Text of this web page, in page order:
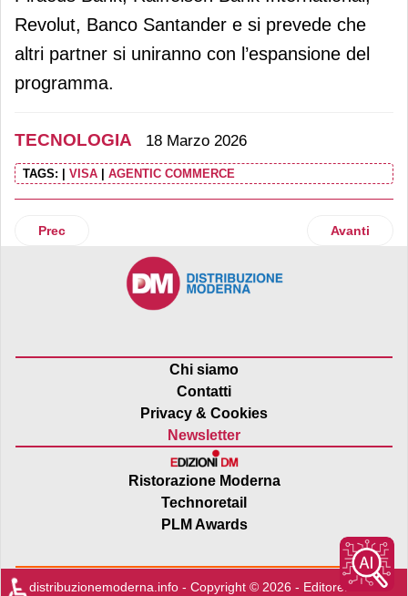
Revolut, Banco Santander e si prevede che
altri partner si uniranno con l’espansione del
programma.
TECNOLOGIA 18 Marzo 2026
TAGS: VISA AGENTIC COMMERCE
Articolo precedente: YouGov e Circana presentano
Prec Articolo
Avanti
Chi siamo
Contatti
Privacy & Cookies
Newsletter
Ristorazione Moderna
Technoretail
PLM Awards
distribuzionemoderna.info - Copyright © 2026 - Editore:Edra